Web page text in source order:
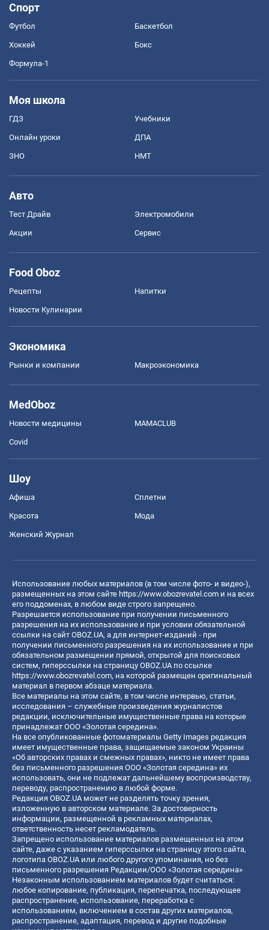
Спорт
Футбол Баскетбол
Хоккей Бокс
Формула-1
Моя школа
ГДЗ Учебники
Онлайн уроки ДПА
ЗНО НМТ
Авто
Тест Драйв Электромобили
Акции Сервис
Food Oboz
Рецепты Напитки
Новости Кулинарии
Экономика
Рынки и компании Mакроэкономика
MedOboz
Новости медицины MAMACLUB
Covid
Шоу
Афиша Сплетни
Красота Мода
Женский Журнал
Использование любых материалов (в том числе фото- и видео-),
размещенных на этом сайте https://www.obozrevatel.com и на всех
его поддоменах, в любом виде строго запрещено.
Разрешается использование при получении письменного
разрешения на их использование и при условии обязательной
ссылки на сайт OBOZ.UA, а для интернет-изданий - при
получении письменного разрешения на их использование и при
обязательном размещении прямой, открытой для поисковых
систем, гиперссылки на страницу OBOZ.UA по ссылке
https://www.obozrevatel.com, на которой размещен оригинальный
материал в первом абзаце материала.
Все материалы на этом сайте, в том числе интервью, статьи,
исследования – служебные произведения журналистов
редакции, исключительные имущественные права на которые
принадлежат ООО «Золотая середина».
На все опубликованные фотоматериалы Getty Images редакция
имеет имущественные права, защищаемые законом Украины
«Об авторских правах и смежных правах», никто не имеет права
без письменного разрешения ООО «Золотая середина» их
использовать, они не подлежат дальнейшему воспроизводству,
переводу, распространению в любой форме.
Редакция OBOZ.UA может не разделять точку зрения,
изложенную в авторском материале. За достоверность
информации, размещенной в рекламных материалах,
ответственность несет рекламодатель.
Запрещено использование материалов размещенных на этом
сайте, даже с указанием гиперссылки на страницу этого сайта,
логотипа OBOZ.UA или любого другого упоминания, но без
письменного разрешения Редакции/ООО «Золотая середина»
Незаконным использованием материалов будет считаться:
любое копирование, публикация, перепечатка, последующее
распространение, использование, переработка с
использованием, включением в состав других материалов,
распространение, адаптация, перевод и другие подобные